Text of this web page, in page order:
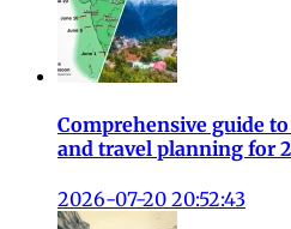
Comprehensive guide
and travel planning for
2026-07-20 20:52:43